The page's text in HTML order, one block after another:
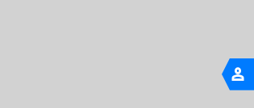
person